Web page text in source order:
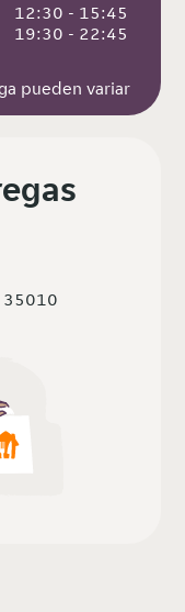
12:30 - 15:45
19:30 - 22:45
pueden variar